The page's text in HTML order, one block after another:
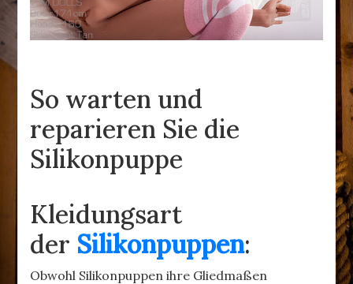
So warten und
reparieren Sie die
Silikonpuppe
Kleidungsart
der Silikonpuppen:
Obwohl Silikonpuppen ihre Gliedmaßen